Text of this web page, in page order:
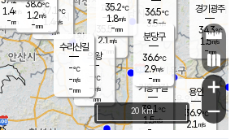
과천
35.5℃
2.1m/s
- mm
용인
36.9℃
2.1 m/s
경기광주
34.3℃
1.5m/s
-mm
의왕
- ℃
-m/s
-mm
37.1
℃
1.4 m/s
-mm
1.4m/s
-mm
38.6℃
1.2m/s
-mm
36.5℃
3.5m/s
-mm
35.2℃
1.8m/s
-mm
기흥구갈
38.1℃
1.5m/s
-
수리산길
-℃
-m/s
-mm
분당구
36.6℃
2.9m/s
-mm
+
−
20 km